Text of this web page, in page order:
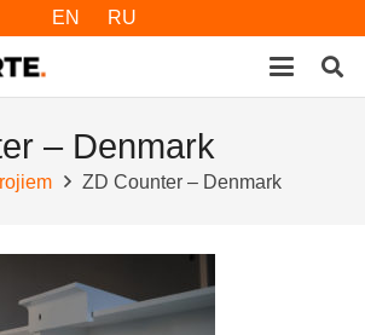
EN RU
– Denmark
ZD Counter – Denmark